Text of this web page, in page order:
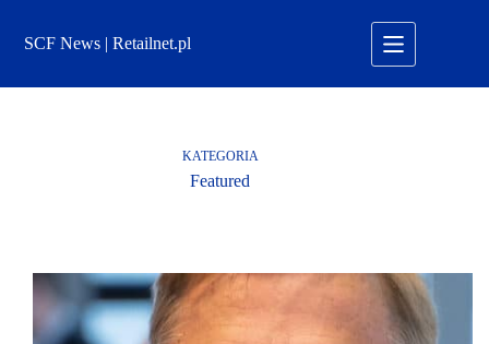
treściSCF News | Retailnet.pl
KATEGORIA
Featured